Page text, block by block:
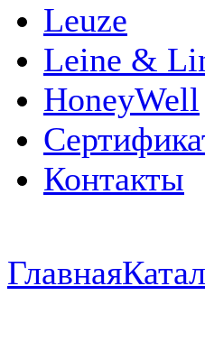
Leuze
Leine &
HoneyWell
Контакты
Главная